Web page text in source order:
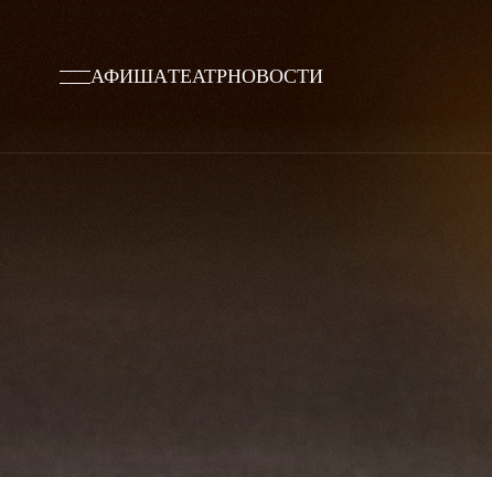
АФИШАТЕАТРНОВОСТИ